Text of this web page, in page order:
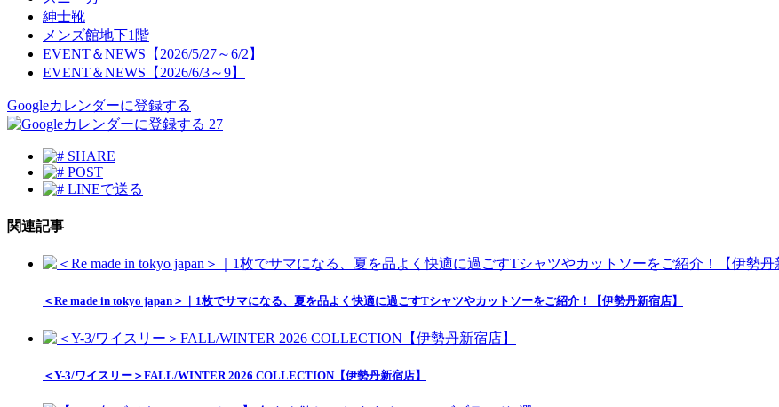
紳士靴
メンズ館地下1階
EVENT＆NEWS【2026/5/27～6/2】
EVENT＆NEWS【2026/6/3～9】
Googleカレンダーに登録する
27
SHARE
POST
LINEで送る
関連記事
＜Re made in tokyo japan＞｜1枚でサマになる、夏を品よく快適に過ごすTシャツやカットソーをご紹介！【伊勢丹新宿店】
＜Y-3/ワイスリー＞FALL/WINTER 2026 COLLECTION【伊勢丹新宿店】